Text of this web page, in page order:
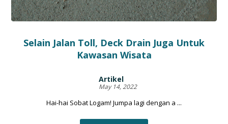
Selain Jalan Toll, Deck Drain Juga Untuk
Kawasan Wisata
Artikel
May 14, 2022
Hai-hai Sobat Logam! Jumpa lagi dengan a ...